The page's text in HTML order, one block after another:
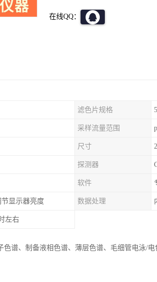
在线QQ：
滤色片规格
采样流量范围
尺寸
探测器
软件
显示器亮度 数据处理
左右
色谱、制备液相色谱、薄层色谱、毛细管电泳/